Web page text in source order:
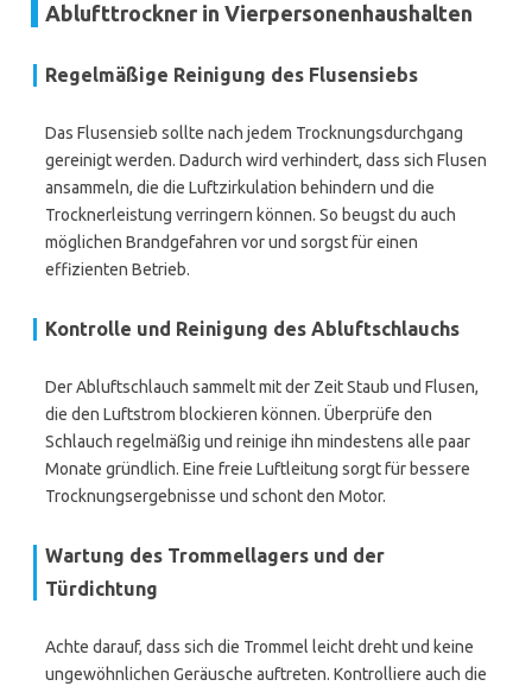
Ablufttrockner in Vierpersonenhaushalten
Regelmäßige Reinigung des Flusensiebs
Das Flusensieb sollte nach jedem Trocknungsdurchgang
gereinigt werden. Dadurch wird verhindert, dass sich Flusen
ansammeln, die die Luftzirkulation behindern und die
Trocknerleistung verringern können. So beugst du auch
möglichen Brandgefahren vor und sorgst für einen
effizienten Betrieb.
Kontrolle und Reinigung des Abluftschlauchs
Der Abluftschlauch sammelt mit der Zeit Staub und Flusen,
die den Luftstrom blockieren können. Überprüfe den
Schlauch regelmäßig und reinige ihn mindestens alle paar
Monate gründlich. Eine freie Luftleitung sorgt für bessere
Trocknungsergebnisse und schont den Motor.
Wartung des Trommellagers und der
Türdichtung
Achte darauf, dass sich die Trommel leicht dreht und keine
ungewöhnlichen Geräusche auftreten. Kontrolliere auch die